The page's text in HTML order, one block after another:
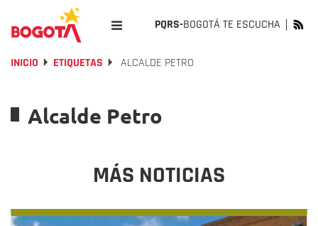
PQRS-BOGOTÁ TE ESCUCHA
INICIO ETIQUETAS ALCALDE PETRO
Alcalde Petro
MÁS NOTICIAS